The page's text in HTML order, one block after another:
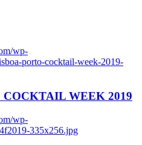
wp-
porto-cocktail-week-2019-
WEEK 2019
wp-
335x256.jpg